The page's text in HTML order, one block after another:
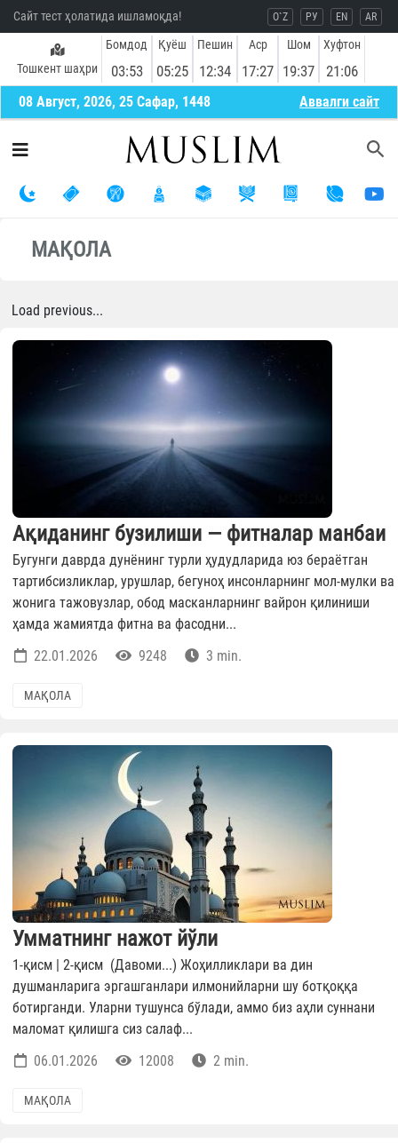
Сайт тест ҳолатида ишламоқда! O`Z РУ EN AR
Тошкент шаҳри
Бомдод
03:53
Қуёш
05:25
Пешин
12:34
Аср
17:27
Шом
19:37
Хуфтон
21:06
08 Август, 2026, 25 Сафар, 1448 Aввалги сайт
МАҚОЛА
Load previous...
Ақиданинг бузилиши — фитналар манбаи
Бугунги даврда дунёнинг турли ҳудудларида юз бераётган
тартибсизликлар, урушлар, бегуноҳ инсонларнинг мол-мулки ва
жонига тажовузлар, обод масканларнинг вайрон қилиниши
ҳамда жамиятда фитна ва фасодни...
22.01.2026
9248 3 min.
МАҚОЛА
Умматнинг нажот йўли
1-қисм | 2-қисм (Давоми...) Жоҳилликлари ва дин
душманларига эргашганлари илмонийларни шу ботқоққа
ботирганди. Уларни тушунса бўлади, аммо биз аҳли суннани
маломат қилишга сиз салаф...
06.01.2026
12008 2 min.
МАҚОЛА